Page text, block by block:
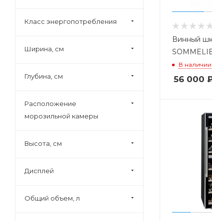
Винный
В наличии
56 000
Bravo (1
Centek (2)
Climadiff (51)
Deluxe (5 )
Класс энергопотребления
Ширина, см
Глубина, см
Расположение
морозильной камеры
Высота, см
Дисплей
Общий объем, л